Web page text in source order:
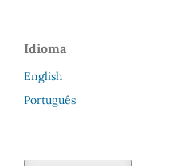
Idioma
English
Português